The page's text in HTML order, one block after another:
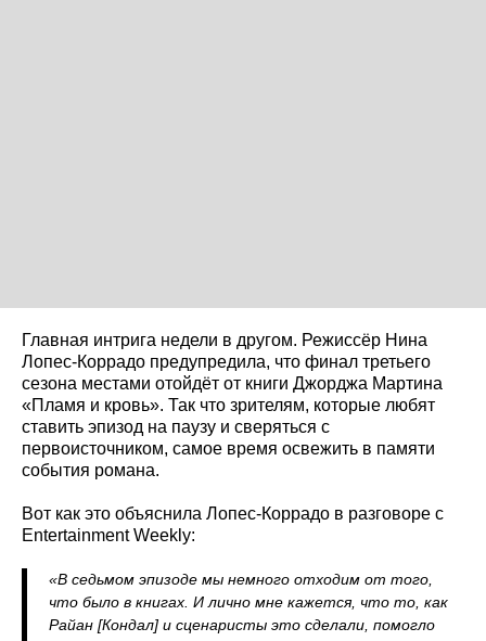
Главная интрига недели в другом. Режиссёр Нина
Лопес-Коррадо предупредила, что финал третьего
сезона местами отойдёт от книги Джорджа Мартина
«Пламя и кровь». Так что зрителям, которые любят
ставить эпизод на паузу и сверяться с
первоисточником, самое время освежить в памяти
события романа.
Вот как это объяснила Лопес-Коррадо в разговоре с
Entertainment Weekly:
«В седьмом эпизоде мы немного отходим от того,
что было в книгах. И лично мне кажется, что то, как
Райан [Кондал] и сценаристы это сделали, помогло